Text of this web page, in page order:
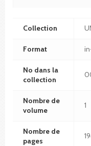
Collection
Format
No dans la
collection
Nombre de
volume
1
Nombre de
pages